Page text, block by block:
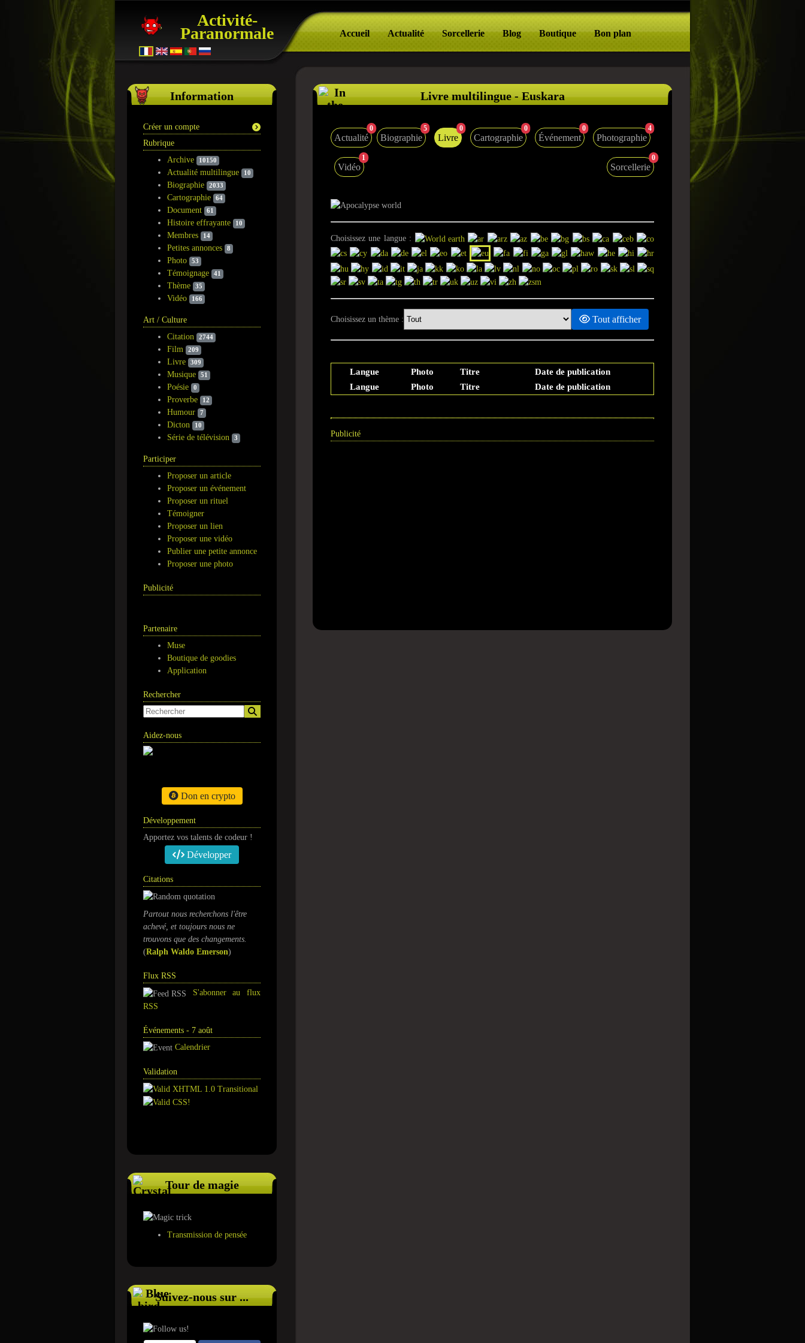
Activité-
Paranormale Accueil Actualité Sorcellerie Blog Boutique Bon plan
Information
Créer un compte
Rubrique
Archive
10150
Actualité multilingue 10
Biographie 2033
Cartographie 64
Document 61
Histoire effrayante 10
Membres 14
Petites annonces 8
Photo 53
Témoignage 41
Thème 35
Vidéo 166
Art / Culture
Citation
2744
Film 209
Livre 309
Musique 51
Poésie 0
Proverbe 12
Humour 7
Dicton 10
Série de télévision 3
Participer
Proposer un article
Proposer un événement
Proposer un rituel
Témoigner
Proposer un lien
Proposer une vidéo
Publier une petite annonce
Proposer une photo
Publicité
Partenaire
Muse
Boutique de goodies
Application
Rechercher
Aidez-nous
Don en crypto
Développement
Apportez vos talents de codeur !
Développer
Citations
Partout nous recherchons l'être
achevé, et toujours nous ne
trouvons que des changements.
(Ralph Waldo Emerson)
Flux RSS
S'abonner au flux
RSS
Événements - 7 août
Calendrier
Validation
Tour de magie
Transmission de pensée
Suivez-nous sur ...
Livre multilingue - Euskara
Actualité
0
Biographie
5
Livre
0
Cartographie
0
Événement
0
Photographie
4
Vidéo
1
Sorcellerie
0
Choisissez une langue :
Choisissez un thème : Tout afficher
Langue Photo Titre
Date de publication
Langue
Photo Titre Date de publication
Publicité